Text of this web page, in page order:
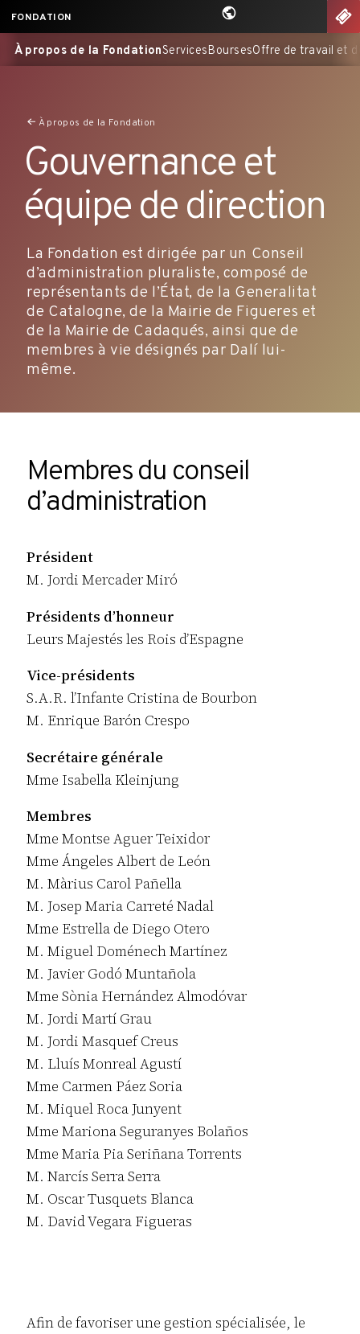
Aller
au
contenu
FONDATION
À propos de la FondationServicesBoursesOffre de travail et
À propos de la Fondation
Gouvernance et
équipe de direction
La Fondation est dirigée par un Conseil
d’administration pluraliste, composé de
représentants de l’État, de la Generalitat
de Catalogne, de la Mairie de Figueres et
de la Mairie de Cadaqués, ainsi que de
membres à vie désignés par Dalí lui-
même.
Membres du conseil
d’administration
Président
M. Jordi Mercader Miró
Présidents d’honneur
Leurs Majestés les Rois d’Espagne
Vice-présidents
S.A.R. l’Infante Cristina de Bourbon
M. Enrique Barón Crespo
Secrétaire générale
Mme Isabella Kleinjung
Membres
Mme Montse Aguer Teixidor
Mme Ángeles Albert de León
M. Màrius Carol Pañella
M. Josep Maria Carreté Nadal
Mme Estrella de Diego Otero
M. Miguel Doménech Martínez
M. Javier Godó Muntañola
Mme Sònia Hernández Almodóvar
M. Jordi Martí Grau
M. Jordi Masquef Creus
M. Lluís Monreal Agustí
Mme Carmen Páez Soria
M. Miquel Roca Junyent
Mme Mariona Seguranyes Bolaños
Mme Maria Pia Seriñana Torrents
M. Narcís Serra Serra
M. Oscar Tusquets Blanca
M. David Vegara Figueras
Afin de favoriser une gestion spécialisée, le